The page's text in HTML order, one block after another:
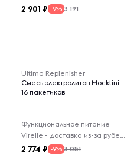
2 901 -9% 3 191
Ultima Replenisher
Смесь электролитов Mocktini,
16 пакетиков
Функциональное питание
Virelle - доставка из-за рубежа
2 774 -9% 3 051